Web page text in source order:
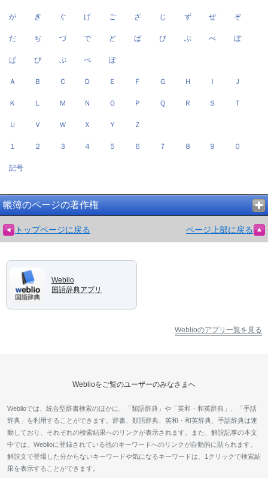
が ぎ ぐ げ ご ざ じ ず ぜ ぞ
だ ぢ づ で ど ば び ぶ べ ぼ
ぱ ぴ ぷ ぺ ぽ
Ａ Ｂ Ｃ Ｄ Ｅ Ｆ Ｇ Ｈ Ｉ Ｊ
Ｋ Ｌ Ｍ Ｎ Ｏ Ｐ Ｑ Ｒ Ｓ Ｔ
Ｕ Ｖ Ｗ Ｘ Ｙ Ｚ
１ ２ ３ ４ ５ ６ ７ ８ ９ ０
記号
帳簿のページの著作権
トップページに戻る ページ上部に戻る
Weblio
国語辞典アプリ
Weblioのアプリ一覧を見る
Weblioをご覧のユーザーのみなさまへ
Weblioでは、統合型辞書検索のほかに、「類語辞典」や「英和・和英辞典」、「手話
辞典」を利用することができます。辞書、類語辞典、英和・和英辞典、手話辞典は連
動しており、それぞれの検索結果へのリンクが表示されます。また、解説記事の本文
中では、Weblioに登録されている他のキーワードへのリンクが自動的に貼られます。
解説文で登場した分からないキーワードや気になるキーワードは、1クリックで検索結
果を表示することができます。